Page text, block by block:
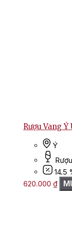
Rượu Vang
Ý
14.5
620.000 ₫